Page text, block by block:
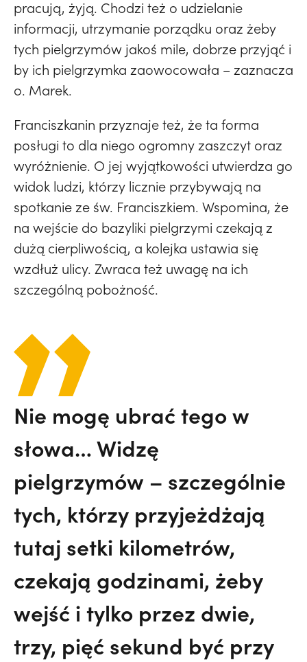
pracują, żyją. Chodzi też o udzielanie
informacji, utrzymanie porządku oraz żeby
tych pielgrzymów jakoś mile, dobrze przyjąć i
by ich pielgrzymka zaowocowała – zaznacza
o. Marek.
Franciszkanin przyznaje też, że ta forma
posługi to dla niego ogromny zaszczyt oraz
wyróżnienie. O jej wyjątkowości utwierdza go
widok ludzi, którzy licznie przybywają na
spotkanie ze św. Franciszkiem. Wspomina, że
na wejście do bazyliki pielgrzymi czekają z
dużą cierpliwością, a kolejka ustawia się
wzdłuż ulicy. Zwraca też uwagę na ich
szczególną pobożność.
Nie mogę ubrać tego w
słowa… Widzę
pielgrzymów – szczególnie
tych, którzy przyjeżdżają
tutaj setki kilometrów,
czekają godzinami, żeby
wejść i tylko przez dwie,
trzy, pięć sekund być przy